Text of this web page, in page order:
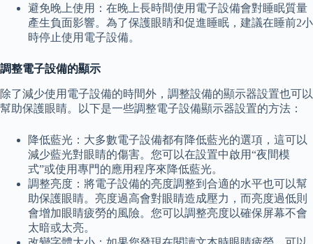
避免晚上使用：在晚上長時間使用電子設備會對睡眠質量
產生負面影響。為了保護眼睛和促進睡眠，建議在睡前2小
時停止使用電子設備。
調整電子設備的顯示
除了減少使用電子設備的時間外，調整設備的顯示器設置也可以
幫助保護眼睛。以下是一些調整電子設備顯示器設置的方法：
降低藍光：大多數電子設備都有降低藍光的選項，這可以
減少藍光對眼睛的傷害。您可以在設置中啟用“夜間模
式”或使用專門的應用程序來降低藍光。
調整亮度：將電子設備的亮度調整到合適的水平也可以幫
助保護眼睛。亮度過高會對眼睛造成壓力，而亮度過低則
會增加眼睛疲勞的風險。您可以調整亮度以確保屏幕不會
太暗或太亮。